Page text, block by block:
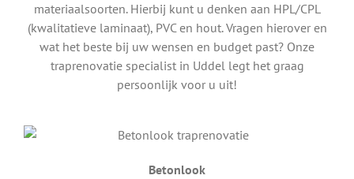
materiaalsoorten. Hierbij kunt u denken aan HPL/CPL
(kwalitatieve laminaat), PVC en hout. Vragen hierover en
wat het beste bij uw wensen en budget past? Onze
traprenovatie specialist in Uddel legt het graag
persoonlijk voor u uit!
Betonlook